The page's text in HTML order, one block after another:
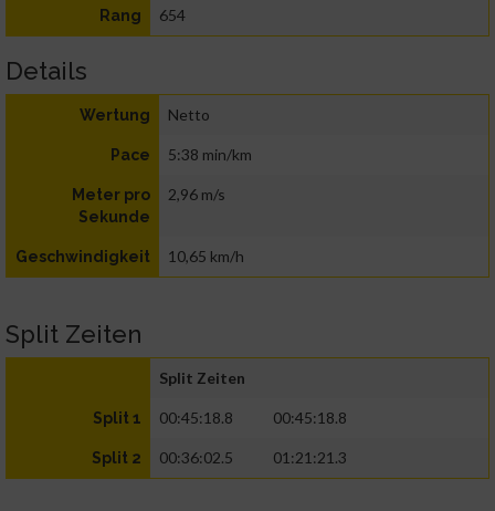
Rang 654
Details
Wertung Netto
Pace 5:38 min/km
Meter pro
Sekunde
2,96 m/s
Geschwindigkeit 10,65 km/h
Split Zeiten
Split Zeiten
Split 1 00:45:18.8 00:45:18.8
Split 2 00:36:02.5 01:21:21.3